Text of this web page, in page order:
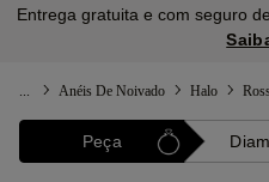
Entrega gratuita e com seguro
... Anéis De Noivado Halo
Peça